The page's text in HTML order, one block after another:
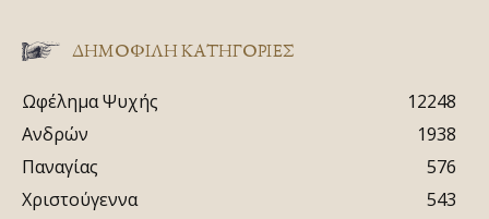
ΔΗΜΟΦΙΛΗ ΚΑΤΗΓΟΡΙΕΣ
Ωφέλημα Ψυχής
12248
Ανδρών
1938
Παναγίας
576
Χριστούγεννα
543